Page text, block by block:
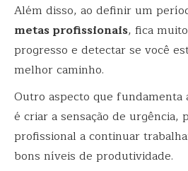
Além disso, ao definir um
metas profissionais, fica
progresso e detectar se você
melhor caminho.
Outro aspecto que fundamenta
é criar a sensação de urgência,
profissional a continuar
bons níveis de produtividade.